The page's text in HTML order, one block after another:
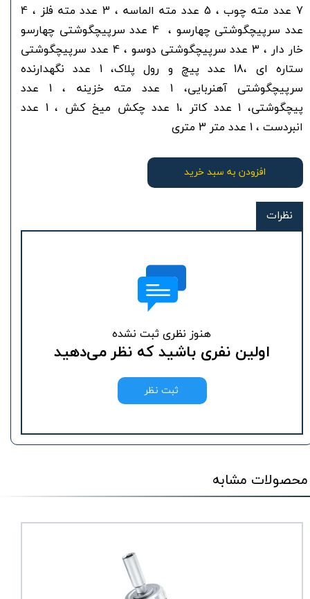
7 عدد مته چوب ، 5 عدد مته الماسه ، 3 عدد مته فلز ، 4
عدد سرپیچگوشتی چهارسو ، 4 عدد سرپیچگوشتی چهارسو
خار دار ، 3 عدد سرپیچگوشتی دوسو ، 4 عدد سرپیچگوشتی
ستاره ای ،18 عدد پیچ و رول پلاک، 1 عدد نگهدارنده
سرپیچگوشتی آهنربایی، 1 عدد مته خزینه ، 1 عدد
پیچگوشتی، 1 عدد کاتر ،1 عدد چکش میخ کش ، 1 عدد
انبردست ، 1 عدد متر 3 متری
افزودن به سبد خرید
نظرات
هنوز نظری ثبت نشده
اولین نفری باشید که نظر می‌دهید
ثبت نظر
محصولات مشابه